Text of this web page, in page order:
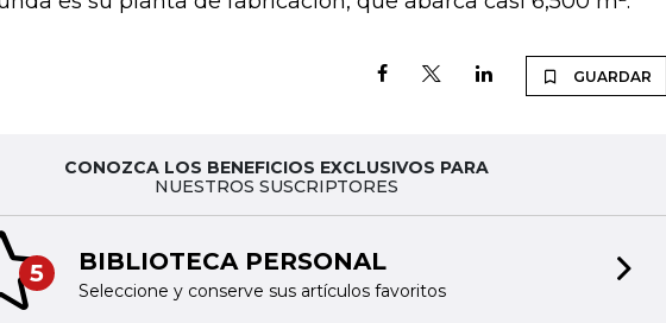
GUARDAR
CONOZCA LOS BENEFICIOS EXCLUSIVOS PARA
NUESTROS SUSCRIPTORES
5 BIBLIOTECA PERSONAL
Seleccione y conserve sus artículos favoritos
slide